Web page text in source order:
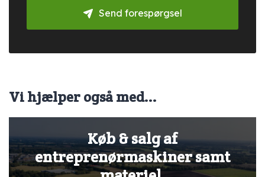
Send forespørgsel
Vi hjælper også med...
Køb & salg af
entreprenørmaskiner samt